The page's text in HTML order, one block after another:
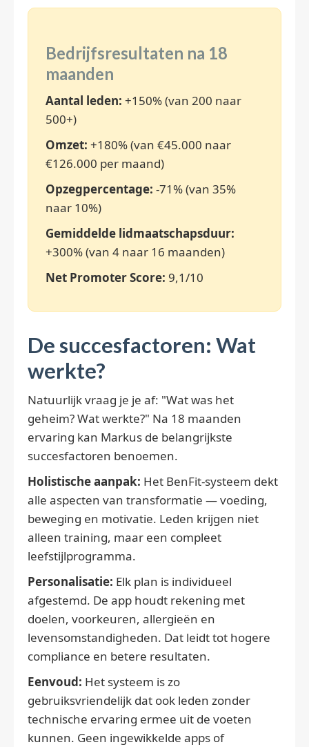
Bedrijfsresultaten na 18
maanden
Aantal leden: +150% (van 200 naar
500+)
Omzet: +180% (van €45.000 naar
€126.000 per maand)
Opzegpercentage: -71% (van 35%
naar 10%)
Gemiddelde lidmaatschapsduur:
+300% (van 4 naar 16 maanden)
Net Promoter Score: 9,1/10
De succesfactoren: Wat
werkte?
Natuurlijk vraag je je af: "Wat was het
geheim? Wat werkte?" Na 18 maanden
ervaring kan Markus de belangrijkste
succesfactoren benoemen.
Holistische aanpak: Het BenFit-systeem dekt
alle aspecten van transformatie — voeding,
beweging en motivatie. Leden krijgen niet
alleen training, maar een compleet
leefstijlprogramma.
Personalisatie: Elk plan is individueel
afgestemd. De app houdt rekening met
doelen, voorkeuren, allergieën en
levensomstandigheden. Dat leidt tot hogere
compliance en betere resultaten.
Eenvoud: Het systeem is zo
gebruiksvriendelijk dat ook leden zonder
technische ervaring ermee uit de voeten
kunnen. Geen ingewikkelde apps of